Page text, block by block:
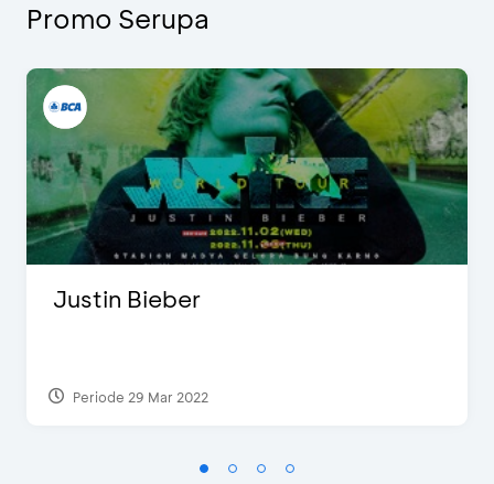
Promo Serupa
Justin Bieber
Periode 29 Mar 2022